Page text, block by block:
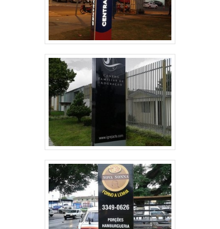
locais internos e externos que precisam
desse tipo de produto, fazendo do modelo
um dos mais buscados no segmento de
identificação.Letreiros em inox com
qualidade certificada só é possível
encontrar na Liber Luminosos. Pontos
importantes na lista abaixo:Alta resistência
mecânica;Alta resistência contra
corrosão;Alta resistência contra
intempéries;Baixa necessidade de
manutenção;Entre outros.Tem como
ponto de destaque na sua utilização
fatores como a durabilidade e a facilidade
de instalação, padrões que compõem sua
marca registrada, tornando seu uso
indispensável, ainda mais hoje, no mundo
empresarial que sempre preza por
diferenciação e qualidade em primeiro
lugar.one encontrar letreiro em inox preço